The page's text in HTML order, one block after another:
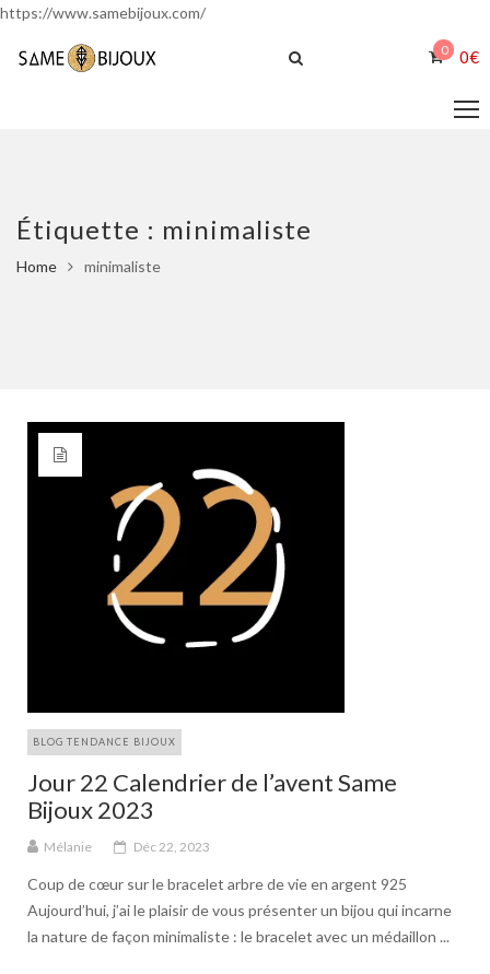
https://www.samebijoux.com/
0 0€
Étiquette : minimaliste
Home minimaliste
BLOG TENDANCE BIJOUX
Jour 22 Calendrier de l’avent Same
Bijoux 2023
Mélanie Déc 22, 2023
Coup de cœur sur le bracelet arbre de vie en argent 925
Aujourd’hui, j’ai le plaisir de vous présenter un bijou qui incarne
la nature de façon minimaliste : le bracelet avec un médaillon ...